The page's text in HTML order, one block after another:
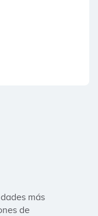
más
de